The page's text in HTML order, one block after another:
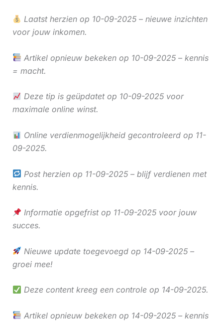
Laatst herzien op 10-09-2025 – nieuwe inzichten
voor jouw inkomen.
Artikel opnieuw bekeken op 10-09-2025 – kennis
= macht.
Deze tip is geüpdatet op 10-09-2025 voor
maximale online winst.
Online verdienmogelijkheid gecontroleerd op 11-
09-2025.
Post herzien op 11-09-2025 – blijf verdienen met
kennis.
Informatie opgefrist op 11-09-2025 voor jouw
succes.
Nieuwe update toegevoegd op 14-09-2025 –
groei mee!
Deze content kreeg een controle op 14-09-2025.
Artikel opnieuw bekeken op 14-09-2025 – kennis